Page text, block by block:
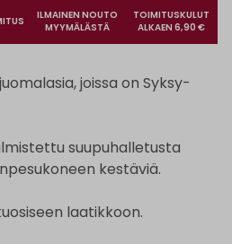
ILMAINEN NOUTO
MYYMÄLÄSTÄ
TOIMITUSKULUT
ALKAEN 6,90 €
joissa on Syksy-
suupuhalletusta
kestäviä.
laatikkoon.